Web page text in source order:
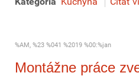
%AM, %23 %041 %2019 %00:%jan
Montážne práce